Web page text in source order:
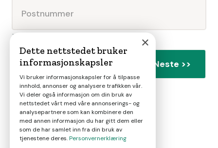
Trykk neste for å gå videre
Neste >>
×
Dette nettstedet bruker
informasjonskapsler
Vi bruker informasjonskapsler for å tilpasse
innhold, annonser og analysere trafikken vår.
Vi deler også informasjon om din bruk av
nettstedet vårt med våre annonserings- og
analysepartnere som kan kombinere den
med annen informasjon du har gitt dem eller
som de har samlet inn fra din bruk av
tjenestene deres.Personvernerklæring